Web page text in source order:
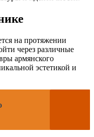
на протяжении
через различные
армянского
эстетикой и